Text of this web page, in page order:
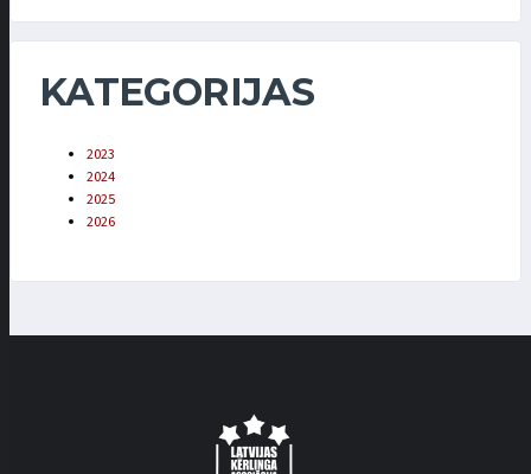
KATEGORIJAS
2023
2024
2025
2026